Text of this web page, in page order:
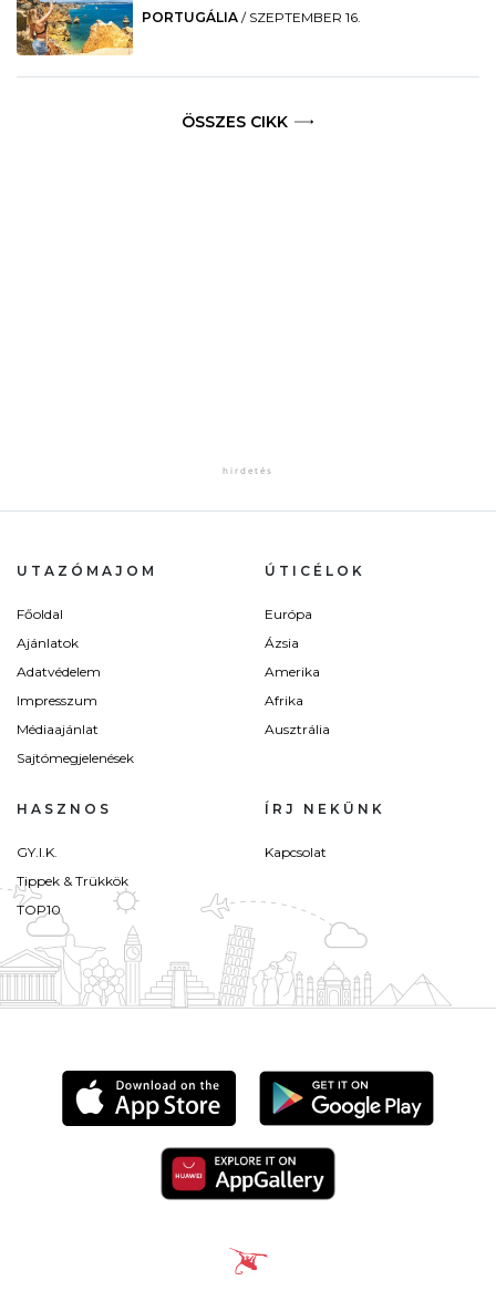
PORTUGÁLIA / SZEPTEMBER 16.
ÖSSZES CIKK
UTAZÓMAJOM
Főoldal
Ajánlatok
Adatvédelem
Impresszum
Médiaajánlat
Sajtómegjelenések
ÚTICÉLOK
Európa
Ázsia
Amerika
Afrika
Ausztrália
HASZNOS
GY.I.K.
Tippek & Trükkök
TOP10
ÍRJ NEKÜNK
Kapcsolat